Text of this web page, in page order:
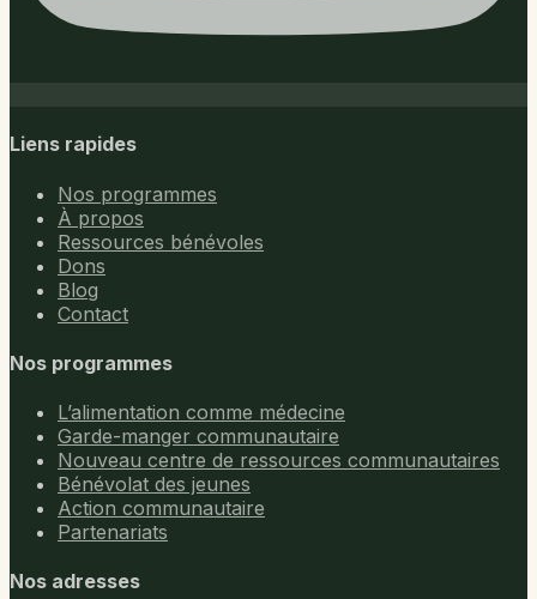
Liens rapides
Nos programmes
À propos
Ressources bénévoles
Dons
Blog
Contact
Nos programmes
L’alimentation comme médecine
Garde-manger communautaire
Nouveau centre de ressources communautaires
Bénévolat des jeunes
Action communautaire
Partenariats
Nos adresses